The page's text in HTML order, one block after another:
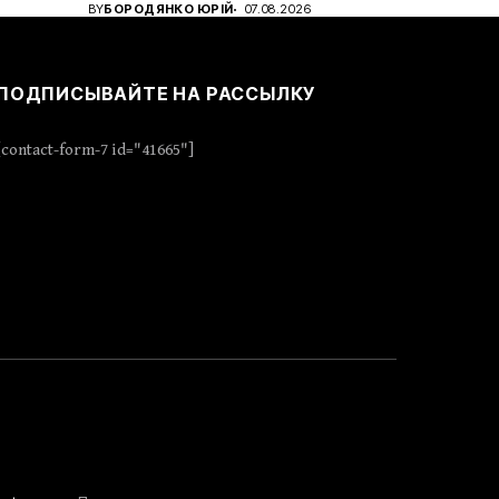
BYБОРОДЯНКО ЮРІЙ 07.08.2026
НА РАССЫЛКУ
[contact-form-7 id="41665"]